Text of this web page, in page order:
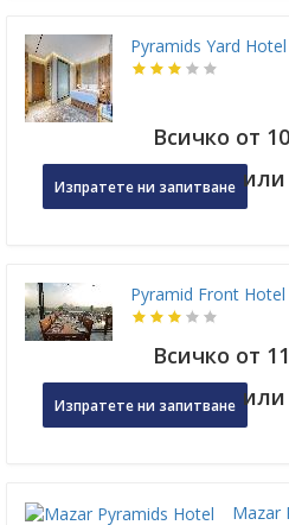
Pyramids Yard Hotel
Всичко от
Изпратете ни запитване или
Pyramid Front Hotel
Всичко от
Изпратете ни запитване или
Mazar